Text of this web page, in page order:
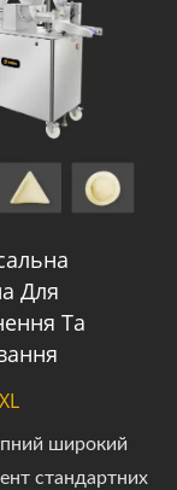
Для
Та
широкий
стандартних